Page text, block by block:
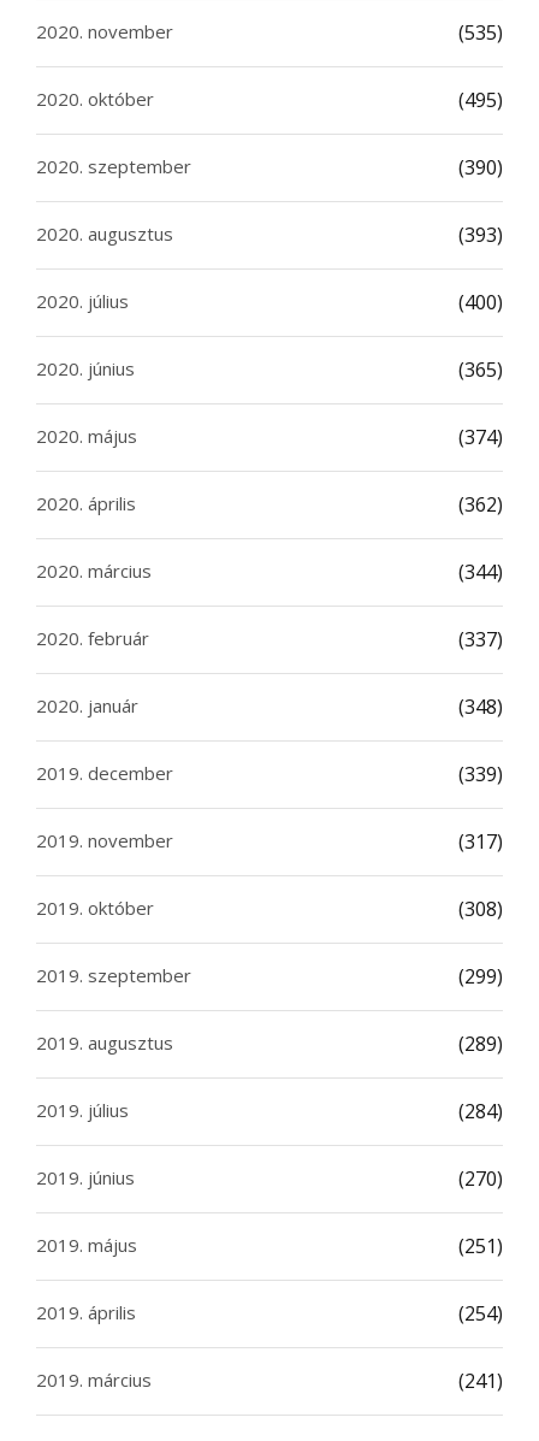
2020. november (535)
2020. október (495)
2020. szeptember (390)
2020. augusztus (393)
2020. július (400)
2020. június (365)
2020. május (374)
2020. április (362)
2020. március (344)
2020. február (337)
2020. január (348)
2019. december (339)
2019. november (317)
2019. október (308)
2019. szeptember (299)
2019. augusztus (289)
2019. július (284)
2019. június (270)
2019. május (251)
2019. április (254)
2019. március (241)